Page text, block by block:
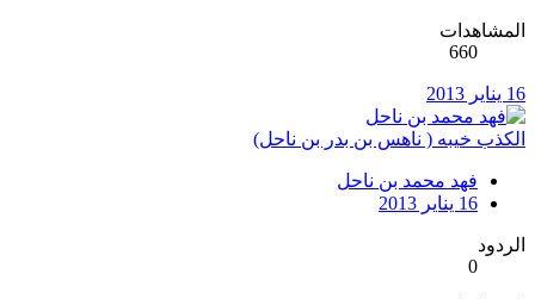
المشاهدات
660
16 يناير 2013
الكذب خيبه ( ناهس بن بدر بن ناحل)
فهد محمد بن ناحل
16 يناير 2013
الردود
0